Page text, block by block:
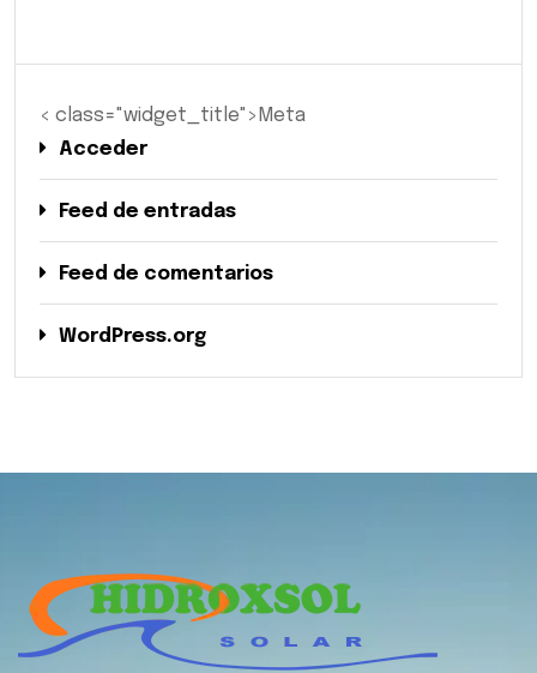
< class="widget_title">Meta
Acceder
Feed de entradas
Feed de comentarios
WordPress.org